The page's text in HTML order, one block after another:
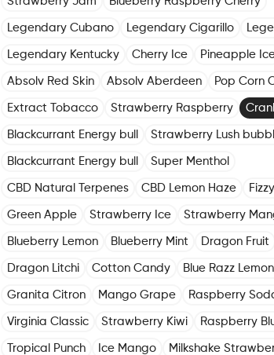
Legendary Cubano Legendary Cigarillo
Legendary Kentucky Cherry Ice Pineapple
Absolv Red Skin Absolv Aberdeen Pop Corn
Extract Tobacco Strawberry Raspberry
Blackcurrant Energy bull Strawberry Lush
Blackcurrant Energy bull Super Menthol
CBD Natural Terpenes CBD Lemon Haze
Green Apple Strawberry Ice Strawberry
Blueberry Lemon Blueberry Mint Dragon Fruit
Dragon Litchi Cotton Candy Blue Razz
Granita Citron Mango Grape Raspberry
Virginia Classic Strawberry Kiwi Raspberry
Tropical Punch Ice Mango Milkshake